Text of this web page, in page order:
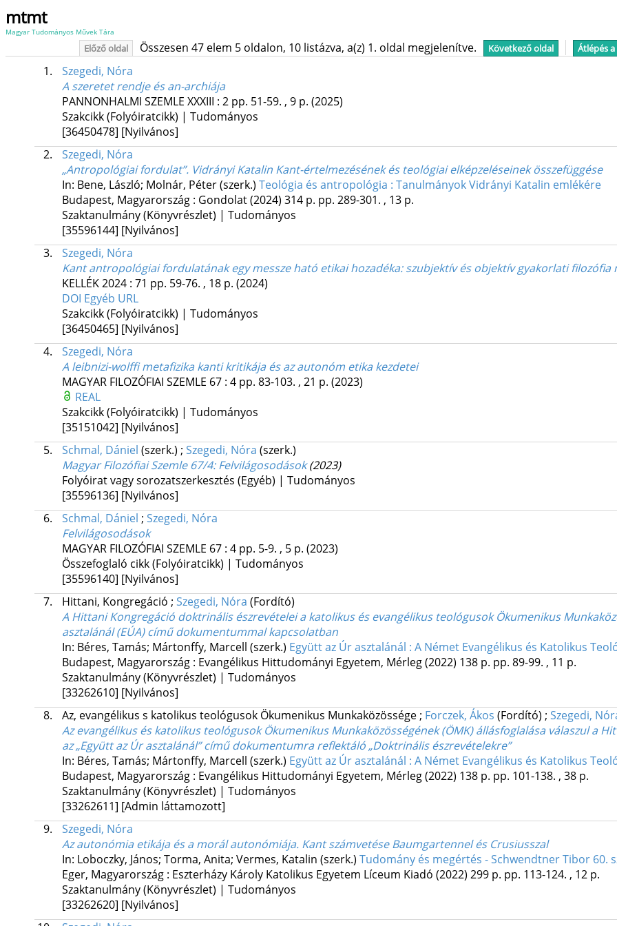
mtmt
Magyar Tudományos Művek Tára
Előző oldal Összesen 47 elem 5 oldalon, 10 listázva, a(z) 1. oldal megjelenítve. Következő oldal Átlépés
1.
Szegedi, Nóra
A szeretet rendje és an-archiája
PANNONHALMI SZEMLE XXXIII : 2 pp. 51-59. , 9 p. (2025)
Szakcikk (Folyóiratcikk) | Tudományos
[36450478] [Nyilvános]
2.
Szegedi, Nóra
„Antropológiai fordulat”. Vidrányi Katalin Kant-értelmezésének és teológiai elképzeléseinek összefüggése
In: Bene, László; Molnár, Péter (szerk.) Teológia és antropológia : Tanulmányok Vidrányi Katalin emlékére
Budapest, Magyarország : Gondolat(2024) 314 p. pp. 289-301. , 13 p.
Szaktanulmány (Könyvrészlet) | Tudományos
[35596144] [Nyilvános]
3.
Szegedi, Nóra
Kant antropológiai fordulatának egy messze ható etikai hozadéka: szubjektív és objektív gyakorlati filozófia
KELLÉK2024: 71 pp. 59-76. , 18 p. (2024)
DOI Egyéb URL
Szakcikk (Folyóiratcikk) | Tudományos
[36450465] [Nyilvános]
4.
Szegedi, Nóra
A leibnizi-wolffi metafizika kanti kritikája és az autonóm etika kezdetei
MAGYAR FILOZÓFIAI SZEMLE 67: 4 pp. 83-103. , 21 p. (2023)
REAL
Szakcikk (Folyóiratcikk) | Tudományos
[35151042] [Nyilvános]
5.
Schmal, Dániel (szerk.) ; Szegedi, Nóra (szerk.)
Magyar Filozófiai Szemle 67/4: Felvilágosodások (2023)
Folyóirat vagy sorozatszerkesztés (Egyéb) | Tudományos
[35596136] [Nyilvános]
6.
Schmal, Dániel ; Szegedi, Nóra
Felvilágosodások
MAGYAR FILOZÓFIAI SZEMLE 67: 4 pp. 5-9. , 5 p. (2023)
Összefoglaló cikk (Folyóiratcikk) | Tudományos
[35596140] [Nyilvános]
7.
Hittani, Kongregáció ; Szegedi, Nóra (Fordító)
A Hittani Kongregáció doktrinális észrevételei a katolikus és evangélikus teológusok Ökumenikus
asztalánál (EÚA) című dokumentummal kapcsolatban
In: Béres, Tamás; Mártonffy, Marcell (szerk.) Együtt az Úr asztalánál : A Német Evangélikus és Katolikus
Budapest, Magyarország : Evangélikus Hittudományi Egyetem, Mérleg(2022) 138 p. pp. 89-99. , 11 p.
Szaktanulmány (Könyvrészlet) | Tudományos
[33262610] [Nyilvános]
8.
Az, evangélikus s katolikus teológusok Ökumenikus Munkaközössége; Forczek, Ákos (Fordító) ; Szegedi,
Az evangélikus és katolikus teológusok Ökumenikus Munkaközösségének (ÖMK) állásfoglalása válaszul a
az „Együtt az Úr asztalánál” című dokumentumra reflektáló „Doktrinális észrevételekre”
In: Béres, Tamás; Mártonffy, Marcell (szerk.) Együtt az Úr asztalánál : A Német Evangélikus és Katolikus
Budapest, Magyarország : Evangélikus Hittudományi Egyetem, Mérleg(2022) 138 p. pp. 101-138. , 38 p.
Szaktanulmány (Könyvrészlet) | Tudományos
[33262611] [Admin láttamozott]
9.
Szegedi, Nóra
Az autonómia etikája és a morál autonómiája. Kant számvetése Baumgartennel és Crusiusszal
In: Loboczky, János; Torma, Anita; Vermes, Katalin (szerk.) Tudomány és megértés - Schwendtner Tibor 60.
Eger, Magyarország : Eszterházy Károly Katolikus Egyetem Líceum Kiadó (2022) 299 p. pp. 113-124. , 12 p.
Szaktanulmány (Könyvrészlet) | Tudományos
[33262620] [Nyilvános]